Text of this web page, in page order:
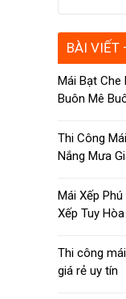
BÀI VIẾT
Mái Bạt
Buôn Mê
Thi Công
Nắng Mưa
Mái Xếp
Xếp Tuy
Thi công
giá rẻ uy tín